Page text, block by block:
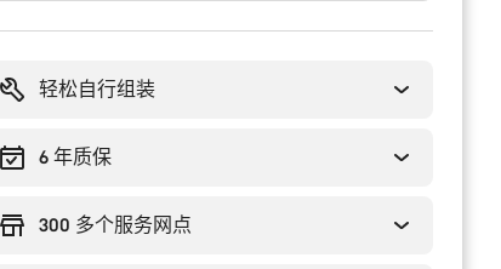
轻松自行组装
6 年质保
300 多个服务网点